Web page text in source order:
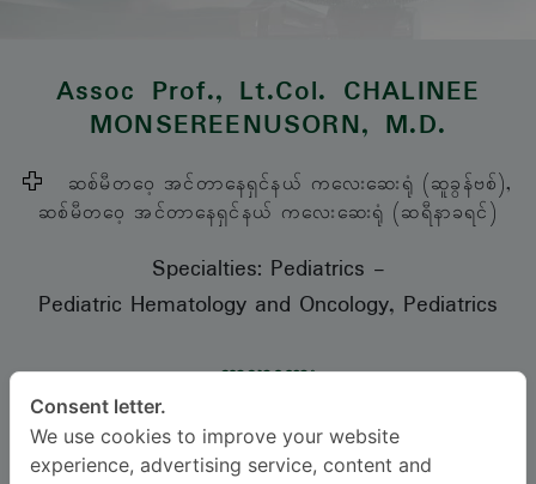
Assoc Prof., Lt.Col. CHALINEE
MONSEREENUSORN, M.D.
ဆစ်မီတဝေ့ အင်တာနေရှင်နယ် ကလေးဆေးရုံ (ဆူခွန်ဗစ်),
ဆစ်မီတဝေ့ အင်တာနေရှင်နယ် ကလေးဆေးရုံ (ဆရီနာခရင်)
Specialties: Pediatrics -
Pediatric Hematology and Oncology, Pediatrics
ဘာသာစကား
ENGLISH
Consent letter.
We use cookies to improve your website
experience, advertising service, content and